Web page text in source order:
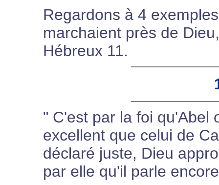
Regardons à 4
marchaient près de
Hébreux 11.
" C'est par la foi qu'Abel
excellent que celui de
déclaré juste, Dieu
par elle qu'il parle